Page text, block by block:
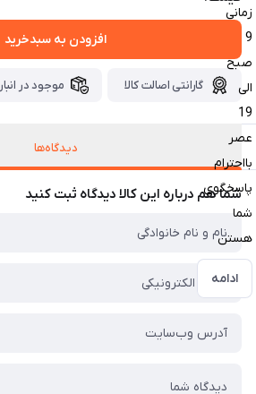
زمانی
9
صبح
الی
19
عصر
بااحترام
پاسخگوی
شما
هستن
ادامه
افزودن به سبدخرید
گارانتی اصالت کالا موجود در انبار
دیدگاه‌ها
شما هم درباره این کالا دیدگاه ثبت کنید